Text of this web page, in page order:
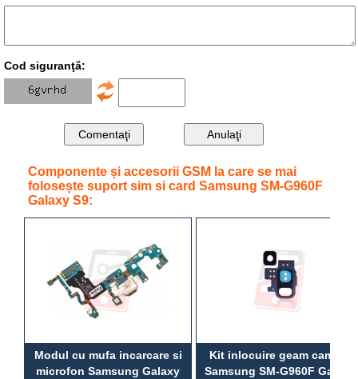
Cod siguranţă:
Componente și accesorii GSM la care se mai
folosește suport sim si card Samsung SM-G960F
Galaxy S9:
Modul cu mufa incarcare si
microfon Samsung Galaxy
Kit inlocuire geam camera
Samsung SM-G960F Galaxy